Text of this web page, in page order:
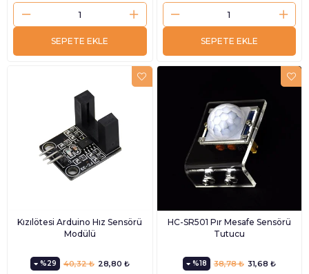
SEPETE EKLE SEPETE EKLE
Kızılötesi Arduino Hız Sensörü
Modülü
%29 28,80 ₺
40,32 ₺
HC-SR501 Pır Mesafe Sensörü
Tutucu
%18 31,68 ₺
38,78 ₺